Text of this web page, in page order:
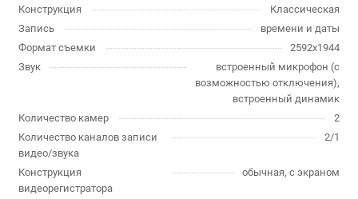
Конструкция
Классическая
Запись
времени и даты
Формат съемки
2592х1944
Звук
встроенный микрофон (с
возможностью отключения),
встроенный динамик
Количество камер
2
Количество каналов записи
видео/звука
2/1
Конструкция
видеорегистратора
обычная, с экраном